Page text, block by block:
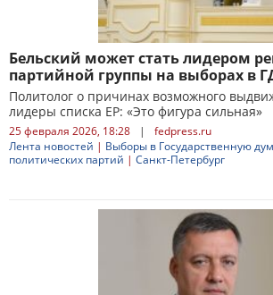
Бельский может стать лидером
партийной группы на выборах в
Политолог о причинах возможного
лидеры списка ЕР: «Это фигура сильная»
25 февраля 2026, 18:28 |
fedpress.ru
Лента новостей | Выборы в Государственную
политических партий | Санкт-Петербург